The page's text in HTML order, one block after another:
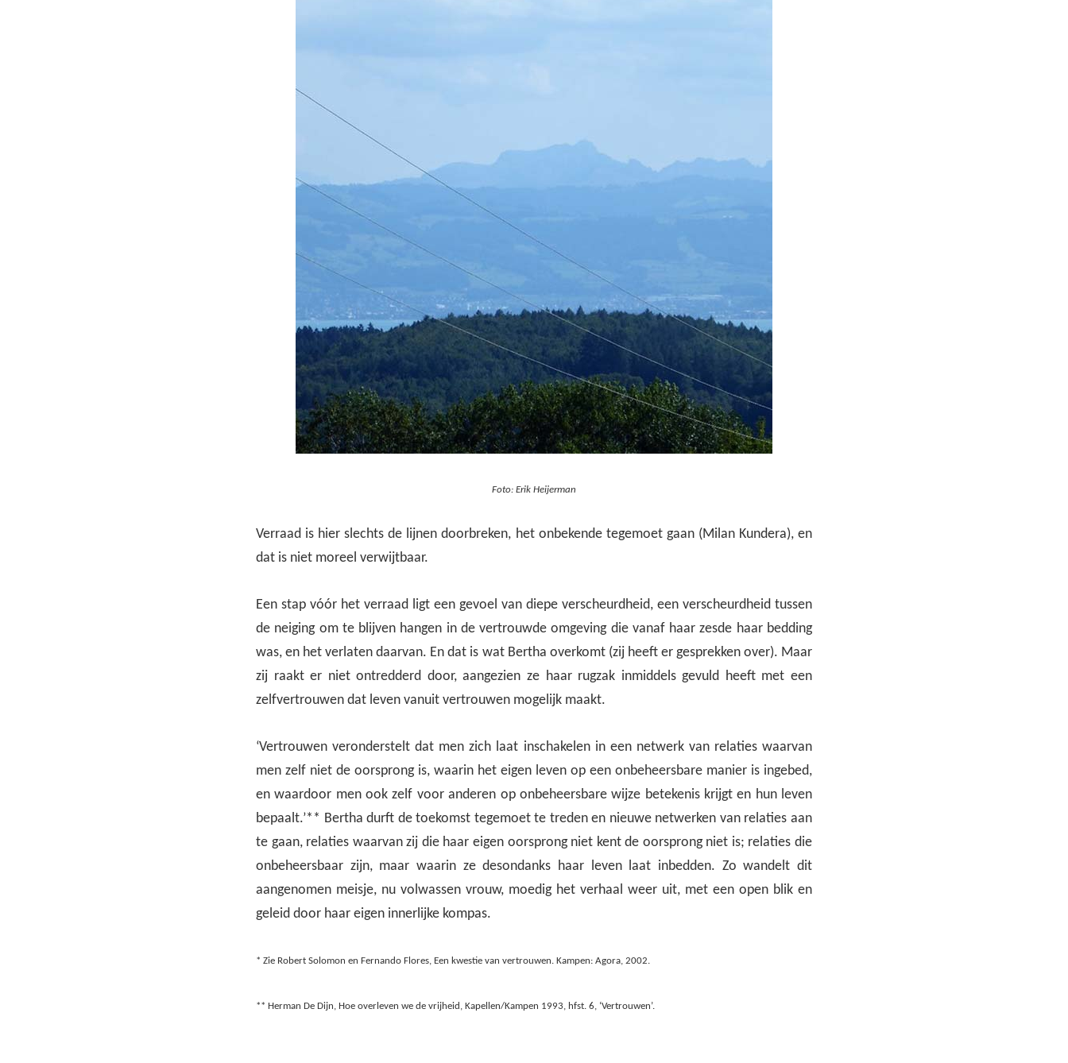
Foto: Erik Heijerman
Verraad is hier slechts de lijnen doorbreken, het onbekende tegemoet gaan (Milan Kundera), en
dat is niet moreel verwijtbaar.
Een stap vóór het verraad ligt een gevoel van diepe verscheurdheid, een verscheurdheid tussen
de neiging om te blijven hangen in de vertrouwde omgeving die vanaf haar zesde haar bedding
was, en het verlaten daarvan. En dat is wat Bertha overkomt (zij heeft er gesprekken over). Maar
zij raakt er niet ontredderd door, aangezien ze haar rugzak inmiddels gevuld heeft met een
zelfvertrouwen dat leven vanuit vertrouwen mogelijk maakt.
‘Vertrouwen veronderstelt dat men zich laat inschakelen in een netwerk van relaties waarvan
men zelf niet de oorsprong is, waarin het eigen leven op een onbeheersbare manier is ingebed,
en waardoor men ook zelf voor anderen op onbeheersbare wijze betekenis krijgt en hun leven
bepaalt.’** Bertha durft de toekomst tegemoet te treden en nieuwe netwerken van relaties aan
te gaan, relaties waarvan zij die haar eigen oorsprong niet kent de oorsprong niet is; relaties die
onbeheersbaar zijn, maar waarin ze desondanks haar leven laat inbedden. Zo wandelt dit
aangenomen meisje, nu volwassen vrouw, moedig het verhaal weer uit, met een open blik en
geleid door haar eigen innerlijke kompas.
* Zie Robert Solomon en Fernando Flores, Een kwestie van vertrouwen. Kampen: Agora, 2002.
** Herman De Dijn, Hoe overleven we de vrijheid, Kapellen/Kampen 1993, hfst. 6, ‘Vertrouwen’.